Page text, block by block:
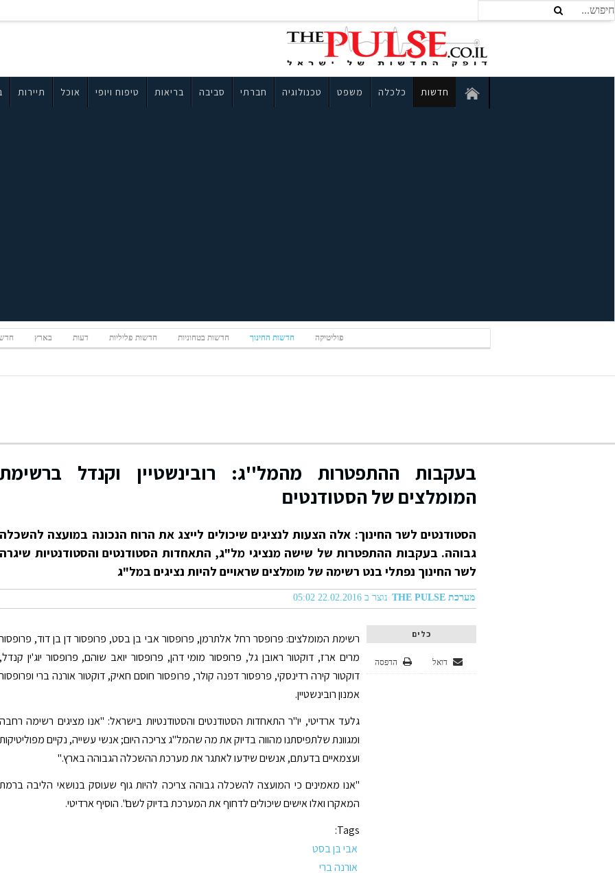
חדשות כלכלה משפט טכנולוגיה חברתי סביבה בריאות טיפוח ויופי אוכל תיירות
פוליטיקה חדשות החינוך חדשות בטחוניות חדשות פליליות דעות בארץ
בעקבות ההתפטרות מהמל''ג: רובינשטיין וקנדל ברשימת
המומלצים של הסטודנטים
הסטודנטים לשר החינוך: אלה הצעות לנציגים שיכולים לייצג את הרוח הנכונה במועצה להשכלה
גבוהה. בעקבות ההתפטרות של שישה מנציגי מל"ג, התאחדות הסטודנטים והסטודנטיות שיגרה
לשר החינוך נפתלי בנט רשימה של מומלצים שראויים להיות נציגים במל"ג
מערכת THE PULSE נוצר ב 22.02.2016 05:02
כלים
הדפסה דואל
רשימת המומלצים: פרופסר רחל אלתרמן, פרופסור אבי בן בסט, פרופסור דן בן דוד, פרופסור
מרים ארז, דוקטור ראובן גל, פרופסור מומי דהן, פרופסור יואב שוהם, פרופסור יוג'ין קנדל,
דוקטור קירה רדינסקי, פרפסור דפנה קולר, פרופסור חוסם חאיק, דוקטור אורנה ברי ופרופסור
אמנון רובינשטיין.
גלעד ארדיטי, יו"ר התאחדות הסטודנטים והסטודנטיות בישראל: "אנו מציגים רשימה רחבה
ומגוונת שלתפיסתנו מהווה בדיוק את מה שהמל"ג צריכה היום; אנשי עשייה, נקיים מפוליטיקות
ועצמאיים בדעתם, אנשים שידעו לאתגר את מערכת ההשכלה הגבוהה בארץ."
"אנו מאמינים כי המועצה להשכלה גבוהה צריכה להיות גוף שעוסק בנושאי הליבה ברמת
המאקרו ואלו אישים שיכולים לדחוף את המערכת בדיוק לשם". הוסיף ארדיטי.
Tags:
אבי בן בסט
אורנה ברי